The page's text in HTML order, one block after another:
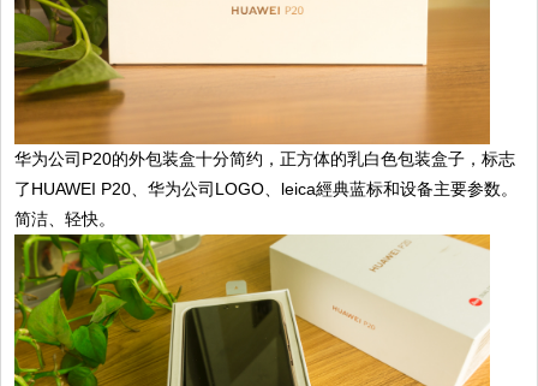
华为公司P20的外包装盒十分简约，正方体的乳白色包装盒子，标志
了HUAWEI P20、华为公司LOGO、leica經典蓝标和设备主要参数。
简洁、轻快。